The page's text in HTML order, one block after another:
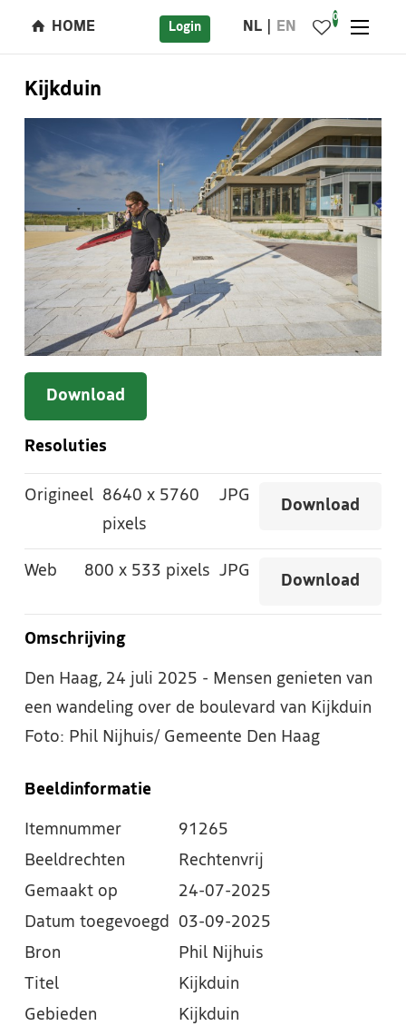
HOME Login NL EN
0
Kijkduin
Download
Resoluties
Origineel 8640 x 5760
pixels
JPG
Download
Web 800 x 533 pixels JPG
Download
Omschrijving
Den Haag, 24 juli 2025 - Mensen genieten van
een wandeling over de boulevard van Kijkduin
Foto: Phil Nijhuis/ Gemeente Den Haag
Beeldinformatie
Itemnummer
91265
Beeldrechten
Rechtenvrij
Gemaakt op
24-07-2025
Datum toegevoegd
03-09-2025
Bron
Phil Nijhuis
Titel
Kijkduin
Gebieden
Kijkduin